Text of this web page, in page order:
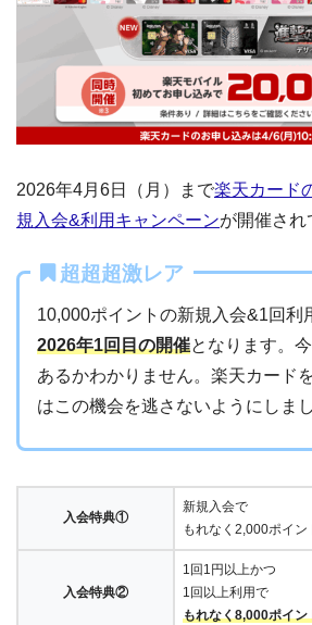
2026年4月6日（月）まで楽天カード
規入会&利用キャンペーンが開催され
超超超激レア
10,000ポイントの新規入会&1回利
2026年1回目の開催となります。
あるかわかりません。楽天カード
はこの機会を逃さないようにしまし
入会特典①
新規入会で
もれなく2,000ポイン
入会特典②
1回1円以上かつ
1回以上利用で
もれなく8,000ポイン